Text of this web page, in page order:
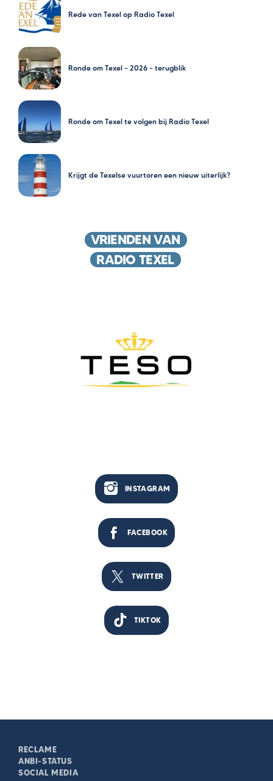
Rede van Texel op Radio Texel
Ronde om Texel – 2026 – terugblik
Ronde om Texel te volgen bij Radio Texel
Krijgt de Texelse vuurtoren een nieuw uiterlijk?
VRIENDEN VAN
RADIO TEXEL
INSTAGRAM
FACEBOOK
TWITTER
TIKTOK
RECLAME
ANBI-STATUS
SOCIAL MEDIA